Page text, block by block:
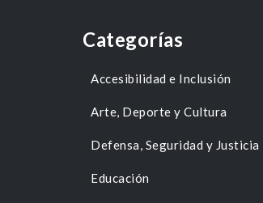
Categorías
Accesibilidad e Inclusión
Arte, Deporte y Cultura
Defensa, Seguridad y Justicia
Educación